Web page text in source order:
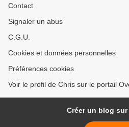
Contact
Signaler un abus
C.G.U.
Cookies et données personnelles
Préférences cookies
Voir le profil de Chris sur le portail
Créer un blog